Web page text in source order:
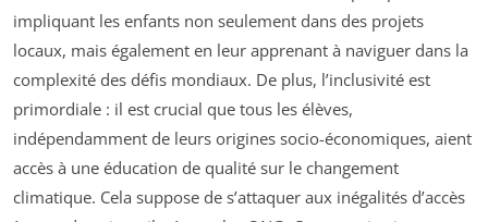
impliquant les enfants non seulement dans des projets
locaux, mais également en leur apprenant à naviguer dans la
complexité des défis mondiaux. De plus, l’inclusivité est
primordiale : il est crucial que tous les élèves,
indépendamment de leurs origines socio-économiques, aient
accès à une éducation de qualité sur le changement
climatique. Cela suppose de s’attaquer aux inégalités d’accès